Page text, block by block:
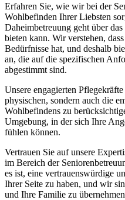
Erfahren Sie, wie wir bei der
Wohlbefinden Ihrer Liebsten
Daheimbetreuung geht über
bieten kann. Wir verstehen,
Bedürfnisse hat, und deshalb
an, die auf die spezifischen
abgestimmt sind.
Unsere engagierten
physischen, sondern auch die
Wohlbefindens zu
Umgebung, in der sich Ihre
fühlen können.
Vertrauen Sie auf unsere
im Bereich der
es ist, eine vertrauenswürdige
Ihrer Seite zu haben, und wir
und Ihre Familie zu